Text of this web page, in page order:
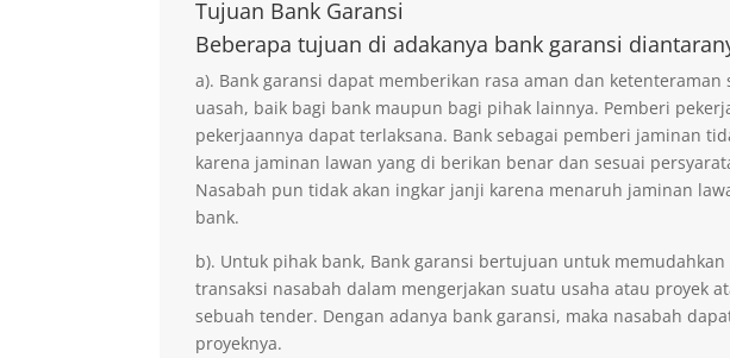
Tujuan Bank Garansi
Beberapa tujuan di adakanya bank garansi
a). Bank garansi dapat memberikan rasa aman dan ketenteraman
uasah, baik bagi bank maupun bagi pihak lainnya. Pemberi
pekerjaannya dapat terlaksana. Bank sebagai pemberi jaminan
karena jaminan lawan yang di berikan benar dan sesuai
Nasabah pun tidak akan ingkar janji karena menaruh jaminan
bank.
b). Untuk pihak bank, Bank garansi bertujuan untuk
transaksi nasabah dalam mengerjakan suatu usaha atau proyek
sebuah tender. Dengan adanya bank garansi, maka nasabah
proyeknya.